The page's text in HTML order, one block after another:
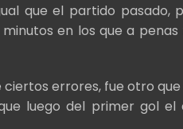
que el partido pasado,
en los que a
ciertos errores, fue otro
luego del primer gol el